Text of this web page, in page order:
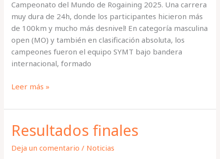
Campeonato del Mundo de Rogaining 2025. Una carrera
muy dura de 24h, donde los participantes hicieron más
de 100km y mucho más desnivel! En categoría masculina
open (MO) y también en clasificación absoluta, los
campeones fueron el equipo SYMT bajo bandera
internacional, formado
Crónica
Leer más »
Resultados finales
Deja un comentario / Noticias